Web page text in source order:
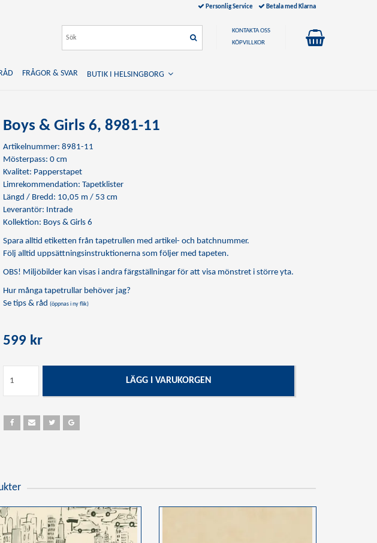
Boys & Girls 6, 8981-11
Artikelnummer: 8981-11
Mösterpass: 0 cm
Kvalitet: Papperstapet
Limrekommendation: Tapetklister
Längd / Bredd: 10,05 m / 53 cm
Leverantör: Intrade
Kollektion: Boys & Girls 6
Spara alltid etiketten från tapetrullen med artikel- och batchnummer.
Följ alltid uppsättningsinstruktionerna som följer med tapeten.
OBS! Miljöbilder kan visas i andra färgställningar för att visa mönstret i större yta.
Hur många tapetrullar behöver jag?
Se tips & råd (öppnas i ny flik)
599 kr
LÄGG I VARUKORGEN
Personlig Service Betala med Klarna
KONTAKTA OSS
KÖPVILLKOR
FRÅGOR & SVAR BUTIK I HELSINGBORG